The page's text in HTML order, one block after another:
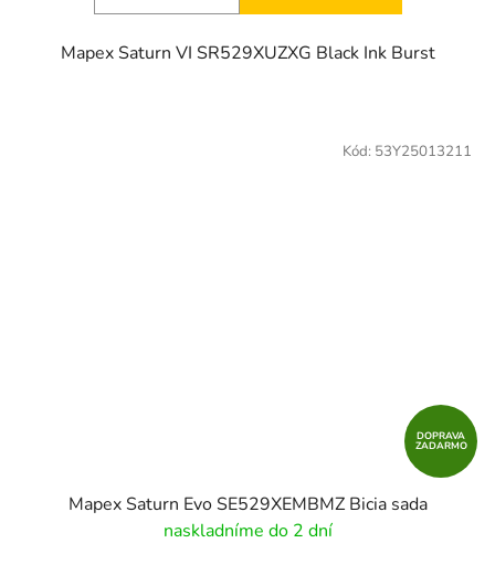
Mapex Saturn VI SR529XUZXG Black Ink Burst
DOPRAVA
ZADARMO
Mapex Saturn Evo SE529XEMBMZ Bicia sada
naskladníme do 2 dní
Kód: 53Y25013211